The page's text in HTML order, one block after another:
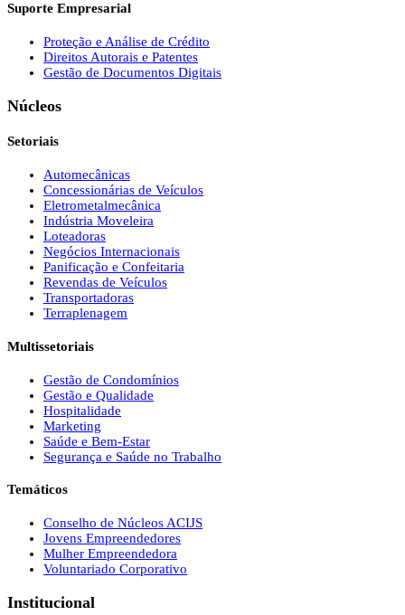
Suporte Empresarial
Proteção e Análise de Crédito
Direitos Autorais e Patentes
Gestão de Documentos Digitais
Núcleos
Setoriais
Automecânicas
Concessionárias de Veículos
Eletrometalmecânica
Indústria Moveleira
Loteadoras
Negócios Internacionais
Panificação e Confeitaria
Revendas de Veículos
Transportadoras
Terraplenagem
Multissetoriais
Gestão de Condomínios
Gestão e Qualidade
Hospitalidade
Marketing
Saúde e Bem-Estar
Segurança e Saúde no Trabalho
Temáticos
Conselho de Núcleos ACIJS
Jovens Empreendedores
Mulher Empreendedora
Voluntariado Corporativo
Institucional